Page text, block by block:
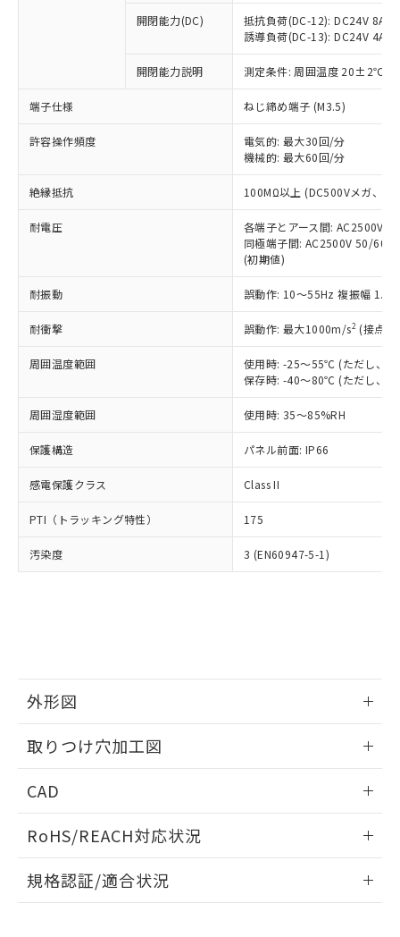
開閉能力(DC)
抵抗負荷(DC-12): DC24V 8A/
誘導負荷(DC-13): DC24V 4A/
開閉能力説明 測定条件: 周囲温度 20±2℃、
端子仕様 ねじ締め端子 (M3.5)
許容操作頻度
電気的: 最大30回/分
機械的: 最大60回/分
絶縁抵抗 100MΩ以上 (DC500Vメガ、点
耐電圧
各端子とアース間: AC2500V
同極端子間: AC2500V 50/
(初期値)
耐振動 誤動作: 10～55Hz 複振幅
耐衝撃 誤動作: 最大1000m/s2 (接点
周囲温度範囲
使用時: -25～55℃ (ただし、氷
保存時: -40～80℃ (ただし、氷
周囲湿度範囲 使用時: 35～85%RH
保護構造 パネル前面: IP66
感電保護クラス Class II
PTI（トラッキング特性） 175
汚染度 3 (EN60947-5-1)
外形図
取りつけ穴加工図
CAD
ドすることができます。
ログイン/会員登録
RoHS/REACH対応状況
EU RoHS 注意事項・凡例
規格認証/適合状況
ことをご了承ください。
在庫状況および標準価格照会結果は、
記載している更新日時点での社内デー
タに基づき作成されるものであり、閲
覧された時点での実際の在庫および標
準価格とは異なる場合があることをご
正式な納期状況および標準価格はお客
様のお取引先、またはお客様担当のオ
ムロン制御機器販売店・当社販売員に
オムロン制御機器販売店や当社販売拠
販売ネットワーク
」をご確認
在庫状況および標準価格結果を当社の
事前の承諾なく第三者に漏洩または開
示しないようお願いします。
マイパーツ機能（部品リスト作成サー
ビス）をご利用いただくには、I-Web
メンバーズにご登録されている必要が
お客様が当ウェブサイト上で当社にご
登録された部品リストについて、当社
および当社の共同利用者が、当社の製
品・サービスに関するお客様との取
引・商談に必要な範囲で利用すること
※当社の共同利用者とは、"個人情報
の「1.共同利
用者の範囲」に記載されている法人を
いたものが、含有品と判明した場合などや
むを得ず変更することがあります。
*EU RoHS指令（10物質）：
鉛(Pb) 1000ppm以下、 水銀(Hg) 1000ppm以下、 カド
六価クロム(Cr(Ⅵ)) 1000ppm以下、ポリ臭化ビフェニル
類(PBB) 1000ppm以下、ポリ臭化ジフェニルエーテル類
(PBDE) 1000ppm以下、フタル酸ビス(2-エチルヘキシ
ル) (DEHP)(別名：DOP) 1000ppm以下、フタル酸ブチ
ルベンジル（BBP） 1000ppm以下、フタル酸ジブチル
（DBP） 1000ppm以下、フタル酸ジイソブチル
(DIBP) 1000ppm以下
但し、RoHS指令で産業用監視および制御機器に対する
フタル酸エステル類の４物質については閾値を超える意
図的な使用がないことを確認しています。
部品在庫の切り替え状況などにより、予定
月が前後することがあります。
※3 非含有証明書ダウンロード
下記の非含有証明書をダウンロードするこ
とができます。
EU RoHS指令（10物質）の非含有証明書
51物質の非含有証明書（当社基準）
※本証明書は発行日時点で非含有を証明す
るもので、過去に遡って非含有を証明する
していることから、特段のことがない限
り、2022年1月12日より割愛しておりま
す。
基準値を超えていることを示します。
「－」：未確認です。当社販売部門へお問
ム) : 100ppm、
Cr(Ⅵ)(六価クロム) : 1000ppm、 PBBs(ポリ臭化ビフェ
ニル類) : 1000ppm、 PBDEs(ポリ臭化ジフェニルエーテ
ル類) : 1000ppm、
DBP(フタル酸ジブチル) : 1000ppm、 DIBP(フタル酸ジ
イソブチル) : 1000ppm、 BBP(フタル酸ブチルベンジ
ル) : 1000ppm、
DEHP(フタル酸ビス(2-エチルヘキシル)) : 1000ppm
「ｅ」：有害物質（10物質）のすべてが基
準値以下であることを示します。
「10」：通常の使用状況下において有害物
質が外部に漏えいし、環境に深刻な影響を
及ぼさない年数を意味します。
「－」：未確認です。当社販売部門へお問
い合わせください。
当社は、これら貴社製品のうち、外国
為替および外国貿易法に定める商品
（以下｢規制貨物等」という）を輸出
または国外への提供する場合は、日本
国政府の輸出許可(または役務取引許
可)を取得するなどの必要な手続きを
当社は規制貨物を破棄する場合は、完
全に破砕するなど、違法に輸出されな
いよう必要な手段を講じます。
当社は貴社製品を、核兵器、ミサイ
ル、化学兵器、生物兵器またはその他
武器並びにこれらの製造装置等に一切
当社は、貴社製品を第三者に販売する
場合は、上記1、2および3の内容を当
該第三者に通知します。また当社は、
販売先および販売に係わる関係者が違
法に輸出するおそれがある場合は、取
り引きをいたしません。
キャンセル
説明
○ 一定数以上の在庫あり
一定数には満たないが在庫あり
在庫なし(最新の在庫状況につ
いては、お客様のお取引先、ま
たはお客様担当のオムロン制御
機器販売店・当社販売員にご確
白
受注生産機種、また在庫状況の
情報を公開していない機種